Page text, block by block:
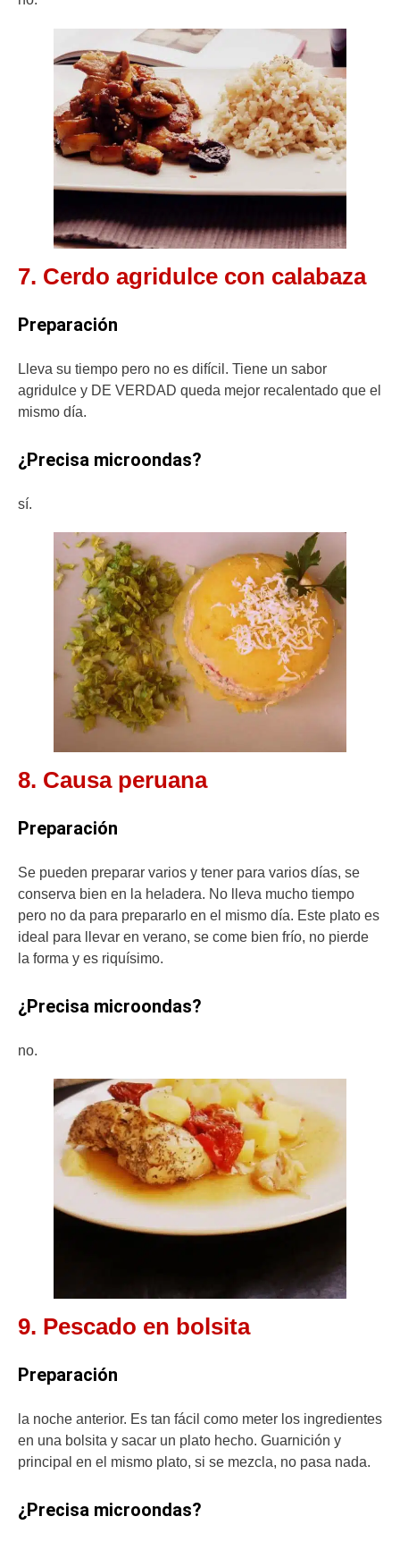
7. Cerdo agridulce con calabaza
Preparación
Lleva su tiempo pero no es difícil. Tiene un sabor
agridulce y DE VERDAD queda mejor recalentado que el
mismo día.
¿Precisa microondas?
sí.
8. Causa peruana
Preparación
Se pueden preparar varios y tener para varios días, se
conserva bien en la heladera. No lleva mucho tiempo
pero no da para prepararlo en el mismo día. Este plato es
ideal para llevar en verano, se come bien frío, no pierde
la forma y es riquísimo.
¿Precisa microondas?
no.
9. Pescado en bolsita
Preparación
la noche anterior. Es tan fácil como meter los ingredientes
en una bolsita y sacar un plato hecho. Guarnición y
principal en el mismo plato, si se mezcla, no pasa nada.
¿Precisa microondas?